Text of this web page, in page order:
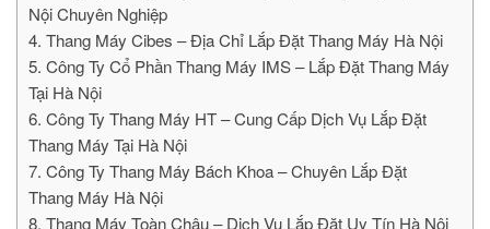
Nội Chuyên Nghiệp
4. Thang Máy Cibes – Địa Chỉ Lắp Đặt Thang Máy Hà Nội
5. Công Ty Cổ Phần Thang Máy IMS – Lắp Đặt Thang Máy
Tại Hà Nội
6. Công Ty Thang Máy HT – Cung Cấp Dịch Vụ Lắp Đặt
Thang Máy Tại Hà Nội
7. Công Ty Thang Máy Bách Khoa – Chuyên Lắp Đặt
Thang Máy Hà Nội
8. Thang Máy Toàn Châu – Dịch Vụ Lắp Đặt Uy Tín Hà Nội